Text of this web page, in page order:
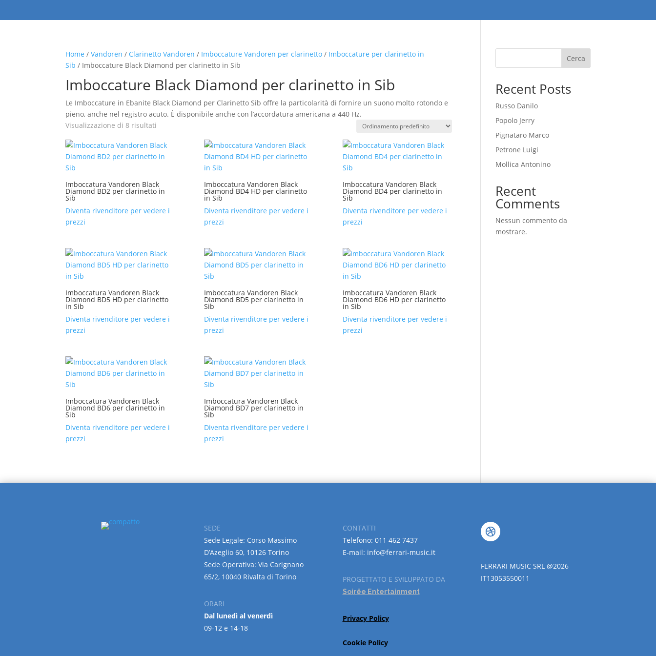
Home /Vandoren / Clarinetto Vandoren / Imboccature Vandoren per clarinetto / Imboccature per clarinetto in
Sib / Imboccature Black Diamond per clarinetto in Sib
Imboccature Black Diamond per clarinetto in Sib
Le Imboccature in Ebanite Black Diamond per Clarinetto Sib offre la particolarità di fornire un suono molto rotondo e
pieno, anche nel registro acuto. È disponibile anche con l’accordatura americana a 440 Hz.
Visualizzazione di 8 risultati
Imboccatura Vandoren Black
Diamond BD2 per clarinetto in
Sib
Diventa rivenditore per vedere i
prezzi
Imboccatura Vandoren Black
Diamond BD4 HD per clarinetto
in Sib
Diventa rivenditore per vedere i
prezzi
Imboccatura Vandoren Black
Diamond BD4 per clarinetto in
Sib
Diventa rivenditore per vedere i
prezzi
Imboccatura Vandoren Black
Diamond BD5 HD per clarinetto
in Sib
Diventa rivenditore per vedere i
prezzi
Imboccatura Vandoren Black
Diamond BD5 per clarinetto in
Sib
Diventa rivenditore per vedere i
prezzi
Imboccatura Vandoren Black
Diamond BD6 HD per clarinetto
in Sib
Diventa rivenditore per vedere i
prezzi
Imboccatura Vandoren Black
Diamond BD6 per clarinetto in
Sib
Diventa rivenditore per vedere i
prezzi
Imboccatura Vandoren Black
Diamond BD7 per clarinetto in
Sib
Diventa rivenditore per vedere i
prezzi
Cerca
Recent Posts
Russo Danilo
Popolo Jerry
Pignataro Marco
Petrone Luigi
Mollica Antonino
Recent
Comments
Nessun commento da
mostrare.
SEDE
Sede Legale: Corso Massimo
D’Azeglio 60, 10126 Torino
Sede Operativa: Via Carignano
65/2, 10040 Rivalta di Torino
ORARI
Dal lunedì al venerdì
09-12 e 14-18
CONTATTI
Telefono: 011 462 7437
E-mail: info@ferrari-music.it
PROGETTATO E SVILUPPATO DA
Soirëe Entertainment
Privacy Policy
Cookie Policy
FERRARI MUSIC SRL @2026
IT13053550011